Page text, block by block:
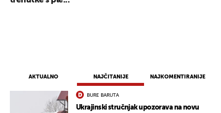
AKTUALNO NAJČITANIJE NAJKOMENTIRANIJE
BURE BARUTA
Ukrajinski stručnjak upozorava na novu